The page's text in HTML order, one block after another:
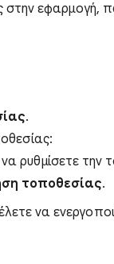
στην
.
ρυθμίσετε την
τοποθεσίας.
να